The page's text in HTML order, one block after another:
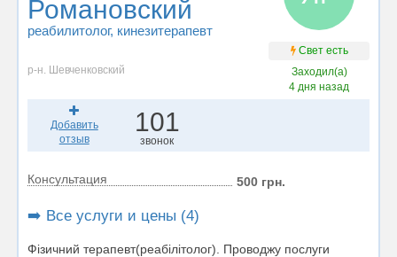
Романовский
реабилитолог, кинезитерапевт
Свет есть
р-н. Шевченковский
Заходил(а)
4 дня назад
Добавить
отзыв
101
звонок
Консультация 500 грн.
➡️ Все услуги и цены (4)
Фізичний терапевт(реабілітолог). Проводжу послуги